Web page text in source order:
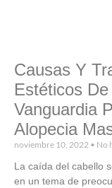
Causas Y
Estéticos De
Vanguardia
Alopecia
noviembre 10, 2022 No
La caída del cabello
en un tema de